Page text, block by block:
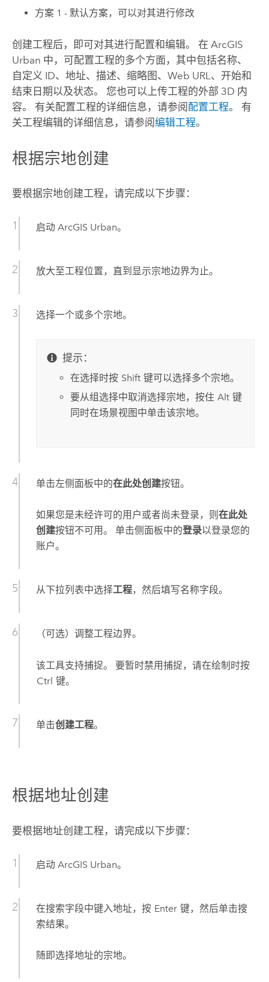
方案 1 - 默认方案，可以对其进行修改
创建工程后，即可对其进行配置和编辑。 在 ArcGIS
Urban 中，可配置工程的多个方面，其中包括名称、
自定义 ID、地址、描述、缩略图、Web URL、开始和
结束日期以及状态。 您也可以上传工程的外部 3D 内
容。 有关配置工程的详细信息，请参阅 配置工程。 有
关工程编辑的详细信息，请参阅编辑工程。
根据宗地创建
要根据宗地创建工程，请完成以下步骤：
启动 ArcGIS Urban。
放大至工程位置，直到显示宗地边界为止。
选择一个或多个宗地。
提示：
在选择时按 Shift 键可以选择多个宗地。
要从组选择中取消选择宗地，按住 Alt 键
同时在场景视图中单击该宗地。
单击左侧面板中的在此处创建按钮。
如果您是未经许可的用户或者尚未登录，则 在此处
创建按钮不可用。 单击侧面板中的登录以登录您的
账户。
从下拉列表中选择工程，然后填写名称字段。
（可选）调整工程边界。
该工具支持捕捉。 要暂时禁用捕捉，请在绘制时按
Ctrl 键。
单击创建工程。
根据地址创建
要根据地址创建工程，请完成以下步骤：
启动 ArcGIS Urban。
在搜索字段中键入地址，按 Enter 键，然后单击搜
索结果。
随即选择地址的宗地。